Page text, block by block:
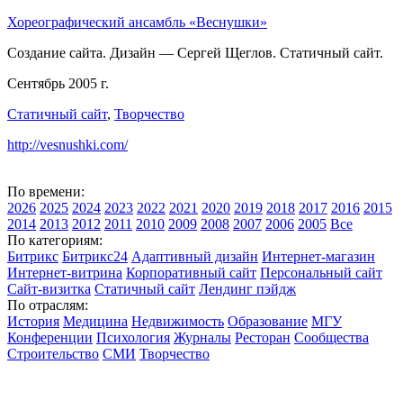
Хореографический ансамбль «Веснушки»
Создание сайта. Дизайн — Сергей Щеглов. Статичный сайт.
Сентябрь 2005 г.
Статичный сайт, Творчество
http://vesnushki.com/
По времени:
2026 2025 2024 2023 2022 2021 2020 2019 2018 2017 2016 2015
2014 2013 2012 2011 2010 2009 2008 2007 2006 2005 Все
По категориям:
Битрикс Битрикс24 Адаптивный дизайн Интернет-магазин
Интернет-витрина Корпоративный сайт Персональный сайт
Сайт-визитка Статичный сайт Лендинг пэйдж
По отраслям:
История Медицина Недвижимость Образование МГУ
Конференции Психология Журналы Ресторан Сообщества
Строительство СМИ Творчество